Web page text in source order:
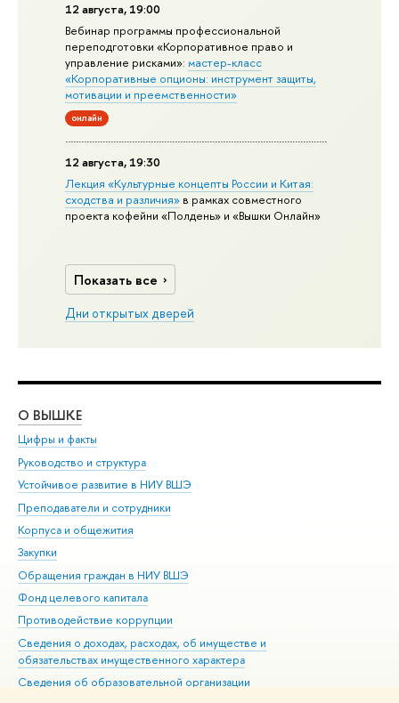
12 августа, 19:00
Вебинар программы профессиональной
переподготовки «Корпоративное право и
управление рисками»:мастер-класс
«Корпоративные опционы: инструмент защиты,
мотивации и преемственности»
онлайн
12 августа, 19:30
Лекция «Культурные концепты России и Китая:
сходства и различия» в рамках совместного
проекта кофейни «Полдень» и «Вышки Онлайн»
Показать все
Дни открытых дверей
О ВЫШКЕ
Цифры и факты
Руководство и структура
Устойчивое развитие в НИУ ВШЭ
Преподаватели и сотрудники
Корпуса и общежития
Закупки
Обращения граждан в НИУ ВШЭ
Фонд целевого капитала
Противодействие коррупции
Сведения о доходах, расходах, об имуществе и
обязательствах имущественного характера
Сведения об образовательной организации